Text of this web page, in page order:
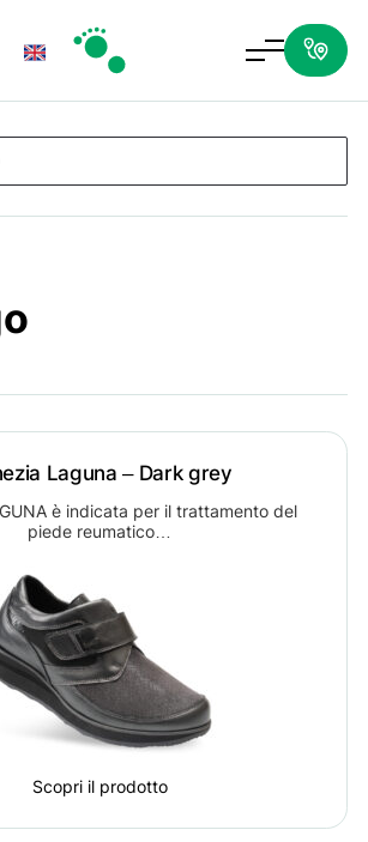
Laguna – Dark grey
è indicata per il trattamento del
piede reumatico…
Scopri il prodotto